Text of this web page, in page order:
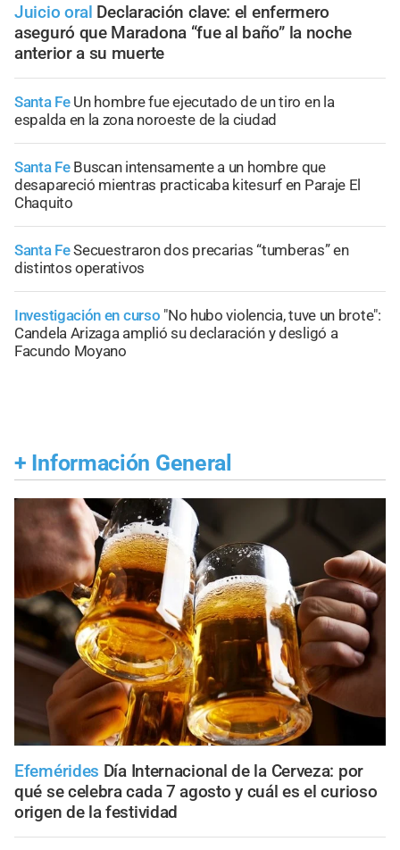
Juicio oral Declaración clave: el enfermero
aseguró que Maradona “fue al baño” la noche
anterior a su muerte
Santa Fe Un hombre fue ejecutado de un tiro en la
espalda en la zona noroeste de la ciudad
Santa Fe Buscan intensamente a un hombre que
desapareció mientras practicaba kitesurf en Paraje El
Chaquito
Santa FeSecuestraron dos precarias “tumberas” en
distintos operativos
Investigación en curso "No hubo violencia, tuve un brote":
Candela Arizaga amplió su declaración y desligó a
Facundo Moyano
+ Información General
Efemérides Día Internacional de la Cerveza: por
qué se celebra cada 7 agosto y cuál es el curioso
origen de la festividad